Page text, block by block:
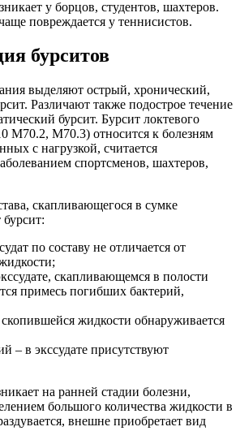
у борцов, студентов, шахтеров.
повреждается у теннисистов.
бурситов
выделяют острый, хронический,
Различают также подострое течение
бурсит. Бурсит локтевого
М70.2, М70.3) относится к болезням
с нагрузкой, считается
спортсменов, шахтеров,
скапливающегося в сумке
бурсит:
по составу не отличается от
скапливающемся в полости
примесь погибших бактерий,
жидкости обнаруживается
– в экссудате присутствуют
на ранней стадии болезни,
большого количества жидкости в
внешне приобретает вид